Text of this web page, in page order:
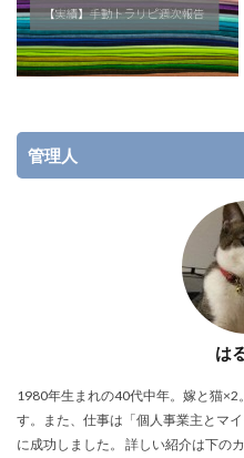
管理人
は
1980年生まれの40代中年。嫁と猫
す。また、仕事は「個人事業主とマ
に成功しました。 詳しい紹介は下の